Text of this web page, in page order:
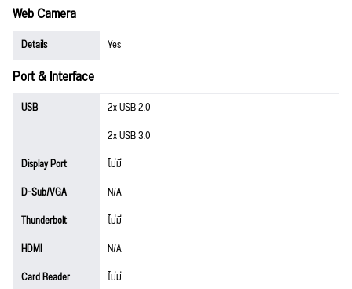
Web Camera
Details Yes
Port & Interface
USB
2x USB 2.0
2x USB 3.0
Display Port
ไม่มี
D-Sub/VGA
N/A
Thunderbolt
ไม่มี
HDMI
N/A
Card Reader
ไม่มี